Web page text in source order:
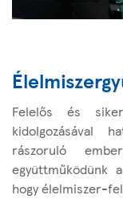
Felelős és
kidolgozásával
rászoruló
együttműködünk
hogy élelmiszer-